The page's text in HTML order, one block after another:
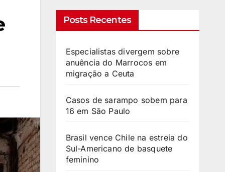
Posts Recentes
Especialistas divergem sobre
anuência do Marrocos em
migração a Ceuta
Casos de sarampo sobem para
16 em São Paulo
Brasil vence Chile na estreia do
Sul-Americano de basquete
feminino